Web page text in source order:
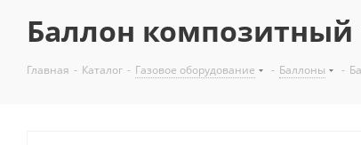
Баллон композитный
Главная - Каталог - Газовое оборудование - Баллоны -